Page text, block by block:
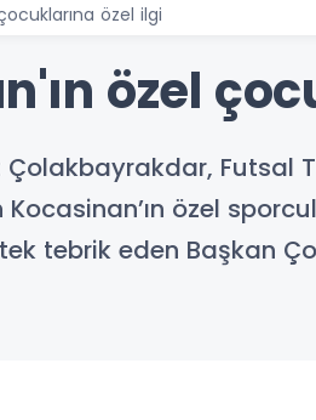
özel ilgi
özel
Futsal
özel
tebrik eden Başkan